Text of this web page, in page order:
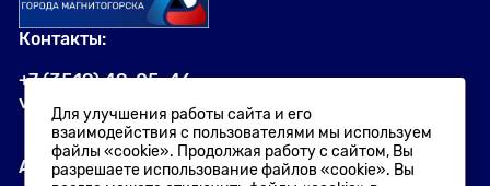
Контакты:
+7 (3519) 49-05-46
visit.magnitogorsk@yandex.ru
Адрес:
Для улучшения работы сайта и его
взаимодействия с пользователями мы используем
файлы «cookie». Продолжая работу с сайтом, Вы
разрешаете использование файлов «cookie». Вы